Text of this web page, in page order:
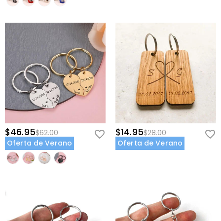
Opciones de Personalización
Color Personalizado:
Elige entre acabados metálicos en dorado,
plateado, oro rosa o negro para adaptarse a tu estilo.
Letra Izquierda y Derecha:Personaliza tu letra.
Fecha Personalizada:Añade una fecha significativa como vuestro
aniversario, el día en que os conocisteis o cualquier hito
importante.
Cómo Hacerlo Tuyo
Elige Tu Color:
Selecciona el acabado metálico que combine con tu
estilo—plateado para una elegancia atemporal, oro rosa para
calidez o negro para una sofisticación moderna.
Introduce Tus Iniciales:
aniversario, el día en que os conocisteis o cualquier hito que
queráis recordar.
$46.95$62.00
Oferta de Verano
$14.95$28.00
Oferta de Verano